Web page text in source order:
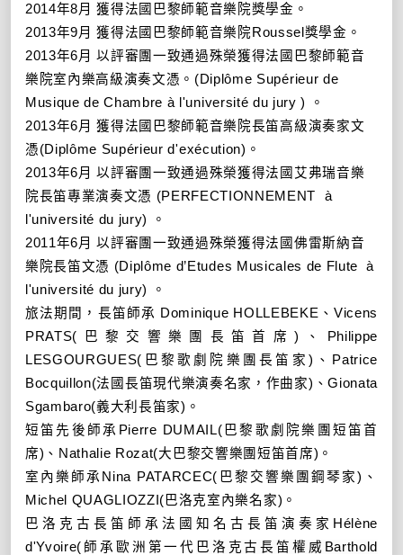
2014年8月 獲得法國巴黎師範音樂院獎學金 。
2013年9月 獲得法國巴黎師範音樂院 Roussel 獎學金。
2013年6月 以評審團一致通過殊榮獲得法國巴黎師範音
樂院室內樂高級演奏文憑 。 (Diplôme Supérieur de
Musique de Chambre à l'université du jury )
。
2013年6月 獲得法國巴黎師範音樂院長笛高級演奏家文
憑(Diplôme Supérieur d'exécution) 。
2013年6月 以評審團一致通過殊榮獲得法國艾弗瑞音樂
院長笛專業演奏文憑 (PERFECTIONNEMENT
à
l'université du jury)
。
2011年6月 以評審團一致通過殊榮獲得法國佛雷斯納音
樂院長笛文憑 (Diplôme d’Etudes Musicales de Flute
à
l'université du jury)
。
旅法期間，長笛師承 Dominique HOLLEBEKE 、 Vicens
PRATS( 巴黎交響樂團長笛首席 ) 、
Philippe
LESGOURGUES( 巴黎歌劇院樂團長笛家 ) 、
Patrice
Bocquillon(法國長笛現代樂演奏名家，作曲家) 、Gionata
Sgambaro(義大利長笛家) 。
短笛先後師承 Pierre DUMAIL( 巴黎歌劇院樂團短笛首
席) 、 Nathalie Rozat(大巴黎交響樂團短笛首席) 。
室內樂師承 Nina PATARCEC( 巴黎交響樂團鋼琴家) 、
Michel QUAGLIOZZI( 巴洛克室內樂名家) 。
巴洛克古長笛師承法國知名古長笛演奏家 Hé ène
d'Yvoire( 師承歐洲第一代 巴洛克古長笛權威 Barthold